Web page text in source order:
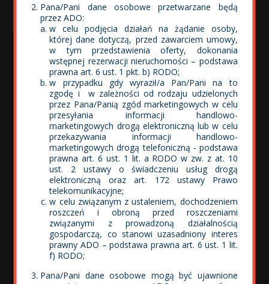
Pana/Pani dane osobowe przetwarzane będą
przez ADO:
w celu podjęcia działań na żądanie osoby,
której dane dotyczą, przed zawarciem umowy,
w tym przedstawienia oferty, dokonania
wstępnej rezerwacji nieruchomości – podstawa
prawna art. 6 ust. 1 pkt. b) RODO;
w przypadku gdy wyraził/a Pan/Pani na to
zgodę i w zależności od rodzaju udzielonych
przez Pana/Panią zgód marketingowych w celu
przesyłania informacji handlowo-
marketingowych drogą elektroniczną lub w celu
przekazywania informacji handlowo-
marketingowych drogą telefoniczną - podstawa
prawna art. 6 ust. 1 lit. a RODO w zw. z at. 10
ust. 2 ustawy o świadczeniu usług drogą
elektroniczną oraz art. 172 ustawy Prawo
telekomunikacyjne;
w celu związanym z ustaleniem, dochodzeniem
roszczeń i obroną przed roszczeniami
związanymi z prowadzoną działalnością
gospodarczą, co stanowi uzasadniony interes
prawny ADO – podstawa prawna art. 6 ust. 1 lit.
f) RODO;
Pana/Pani dane osobowe mogą być ujawnione
Wolne Miasto widziane oczami
mieszkańców
Konkurs fotograficzny - 11.09.2017
Myślą przewodnią konkursu było pokazanie osiedla „Wolne
Miasto” widzianego oczami mieszkańców, przez pryzmat
ich zainteresowań, fascynacji, stylu życia i funkcjonowania
w „Wolnym Mieście”, sposobu spędzania wolnego czasu,
ich codzienności i ważnych wydarzeń.
Zwycięzcą został Pan Adam Kępa „Dziecięce emocje
podczas gry”. Druga fotografia , która nas urzekła, to
„Zielono mi” – Marzena Dzidek i III miejsce Pani Justyna
Malinowska „Duże dziecko, plac zabaw przy Cedrowej 41”.
W trakcie obrad Jury zwróciło szczególną uwagę na
kompozycję, kolorystykę oraz światło – bez których dobra
fotografia nie ma prawa istnieć. Nagrodzone zdjęcie jest
spójne w tematyce, stylistyce i wydźwięku emocjonalnym,
ma w sobie coś wyjątkowego , pokazuje pokłady
dziecięcej radości i energii. Pozornie proste zdjęcie , a
jednak przykuwające wzrok.